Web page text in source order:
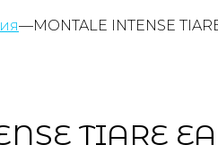
—MONTALE INTENSE
TIARE